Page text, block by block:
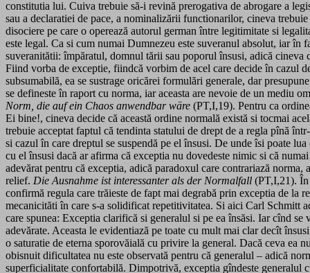
constitutia lui. Cuiva trebuie să-i revină prerogativa de abrogare a
sau a declaratiei de pace, a nominalizării functionarilor, cineva
disociere pe care o operează autorul german între legitimitate si
este legal. Ca si cum numai Dumnezeu este suveranul absolut, iar
suveranitătii: împăratul, domnul tării sau poporul însusi, adică
Fiind vorba de exceptie, fiindcă vorbim de acel care decide în cazul
subsumabilă, ea se sustrage oricărei formulări generale, dar
se defineste în raport cu norma, iar aceasta are nevoie de un mediu
Norm, die auf ein Chaos anwendbar wäre (PT,I,19). Pentru ca
Ei bine!, cineva decide că această ordine normală există si tocmai
trebuie acceptat faptul că tendinta statului de drept de a regla pînă
si cazul în care dreptul se suspendă pe el însusi. De unde îsi poate
cu el însusi dacă ar afirma că exceptia nu dovedeste nimic si că
adevărat pentru că exceptia, adică paradoxul care contrariază
relief. Die Ausnahme ist interessanter als der Normalfall (PT,I,21). În
confirmă regula care trăieste de fapt mai degrabă prin exceptia de la
mecanicităti în care s-a solidificat repetitivitatea. Si aici Carl Schmitt
care spunea: Exceptia clarifică si generalul si pe ea însăsi. Iar cînd
adevărate. Aceasta le evidentiază pe toate cu mult mai clar decît
o saturatie de eterna sporovăială cu privire la general. Dacă ceva ea
obisnuit dificultatea nu este observată pentru că generalul – adică
superficialitate confortabilă. Dimpotrivă, exceptia gîndeste generalul